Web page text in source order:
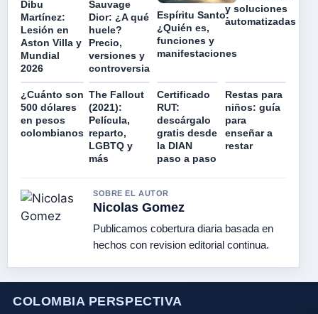
Dibu
Martínez:
Lesión en
Aston Villa y
Mundial
2026
Sauvage
Dior: ¿A qué
huele?
Precio,
versiones y
controversia
Espíritu Santo:
¿Quién es,
funciones y
manifestaciones
y soluciones
automatizadas
¿Cuánto son
500 dólares
en pesos
colombianos
The Fallout
(2021):
Película,
reparto,
LGBTQ y
más
Certificado
RUT:
descárgalo
gratis desde
la DIAN
paso a paso
Restas para
niños: guía
para
enseñar a
restar
SOBRE EL AUTOR
Nicolas Gomez
Publicamos cobertura diaria basada en
hechos con revision editorial continua.
COLOMBIA PERSPECTIVA